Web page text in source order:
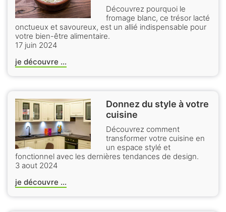
Découvrez pourquoi le
fromage blanc, ce trésor lacté
onctueux et savoureux, est un allié indispensable pour
votre bien-être alimentaire.
17 juin 2024
je découvre ...
Donnez du style à votre
cuisine
Découvrez comment
transformer votre cuisine en
un espace stylé et
fonctionnel avec les dernières tendances de design.
3 aout 2024
je découvre ...